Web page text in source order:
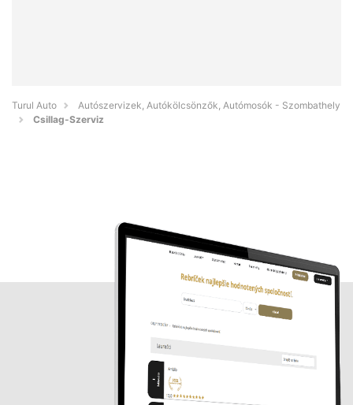
Turul Auto
Autószervizek, Autókölcsönzők, Autómosók - Szombathely
Csillag-Szerviz